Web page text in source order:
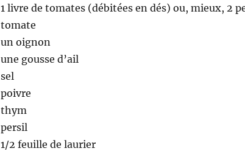
1 livre de tomates (débitées en dés) ou, mieux, 2
tomate
un oignon
une gousse d’ail
sel
poivre
thym
persil
1/2 feuille de laurier